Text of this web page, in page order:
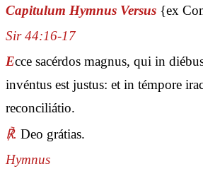
Capitulum Hymnus Versus {ex
Sir 44:16-17
Ecce sacérdos magnus, qui in
invéntus est justus: et in témpore
reconciliátio.
℟. Deo grátias.
Hymnus